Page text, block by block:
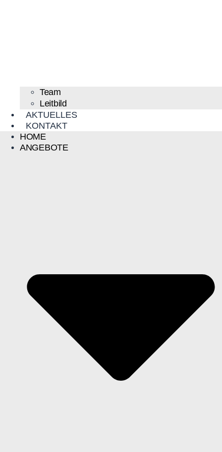
Team
Leitbild
AKTUELLES
KONTAKT
HOME
ANGEBOTE